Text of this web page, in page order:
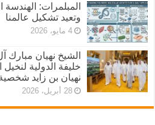
المبلمرات: الهندسة
وتعيد تشكيل عالمنا
4 مايو، 2026
الشيخ نهيان مبارك
خليفة الدولية
نهيان بن زايد شخصية
28 أبريل، 2026